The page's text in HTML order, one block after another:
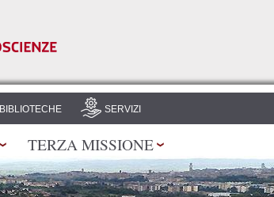
BIBLIOTECHE SERVIZI
TERZA MISSIONE